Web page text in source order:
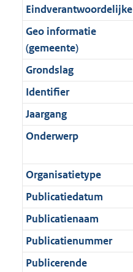
r
m
a
t
o
a
a
t
f
m
a
a
n
r
m
a
t
b
Eindverantwoordelijke
Geo informatie
(gemeente)
Grondslag
Identifier
Jaargang
Onderwerp
Organisatietype
Publicatiedatum
Publicatienaam
Publicatienummer
Publicerende